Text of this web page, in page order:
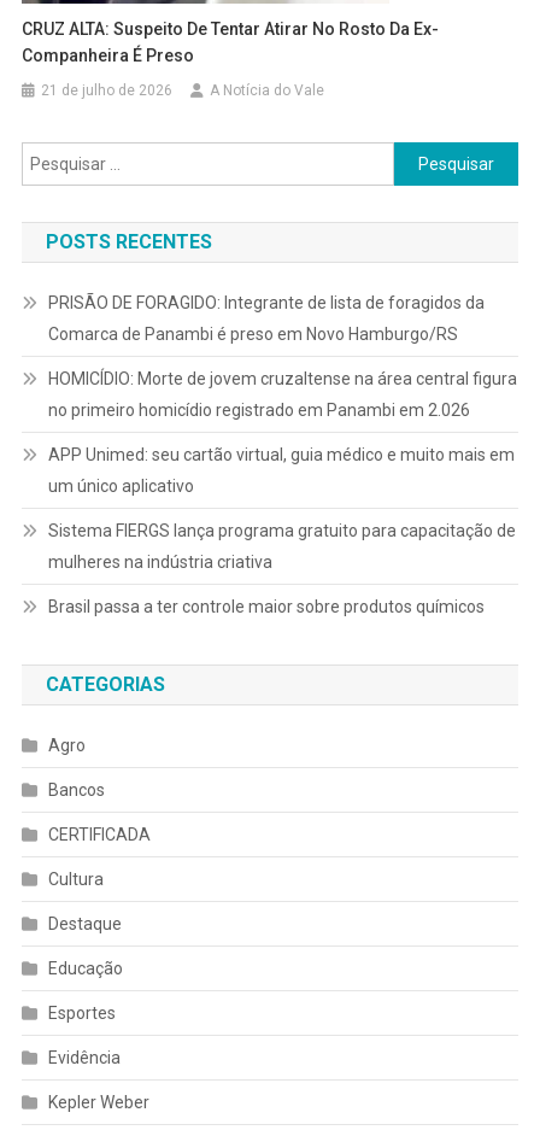
CRUZ ALTA: Suspeito De Tentar Atirar No Rosto Da Ex-
Companheira É Preso
21 de julho de 2026 A Notícia do Vale
Pesquisar
por:
POSTS RECENTES
PRISÃO DE FORAGIDO: Integrante de lista de foragidos da
Comarca de Panambi é preso em Novo Hamburgo/RS
HOMICÍDIO: Morte de jovem cruzaltense na área central figura
no primeiro homicídio registrado em Panambi em 2.026
APP Unimed: seu cartão virtual, guia médico e muito mais em
um único aplicativo
Sistema FIERGS lança programa gratuito para capacitação de
mulheres na indústria criativa
Brasil passa a ter controle maior sobre produtos químicos
CATEGORIAS
Agro
Bancos
CERTIFICADA
Cultura
Destaque
Educação
Esportes
Evidência
Kepler Weber